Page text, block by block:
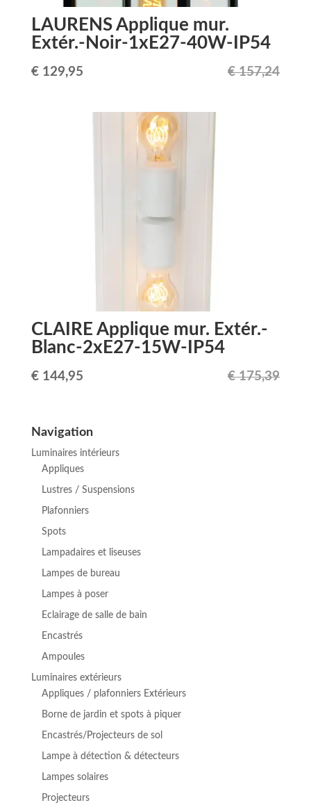
LAURENS Applique mur.
Extér.-Noir-1xE27-40W-IP54
€157,24
Le
€129,95Le
actuel
CLAIRE Applique mur. Extér.-
Blanc-2xE27-15W-IP54
€175,39
Le
était :
€ 175,39.
€144,95Le
€ 144,95.
Navigation
Luminaires intérieurs
Appliques
Lustres / Suspensions
Plafonniers
Spots
Lampadaires et liseuses
Lampes de bureau
Lampes à poser
Eclairage de salle de bain
Encastrés
Ampoules
Luminaires extérieurs
Appliques / plafonniers Extérieurs
Borne de jardin et spots à piquer
Encastrés/Projecteurs de sol
Lampe à détection & détecteurs
Lampes solaires
Projecteurs